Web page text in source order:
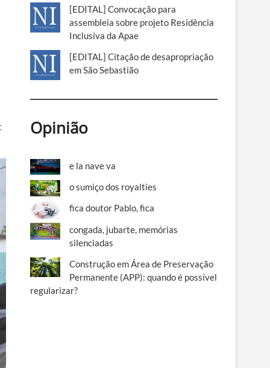
[EDITAL] Convocação para
assembleia sobre projeto Residência
Inclusiva da Apae
[EDITAL] Citação de desapropriação
em São Sebastião
Opinião
e la nave va
o sumiço dos royalties
fica doutor Pablo, fica
congada, jubarte, memórias
silenciadas
Construção em Área de Preservação
Permanente (APP): quando é possível
regularizar?